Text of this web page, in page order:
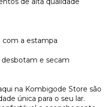
com a estampa
e secam
na Kombigode Store são
única para o seu lar.